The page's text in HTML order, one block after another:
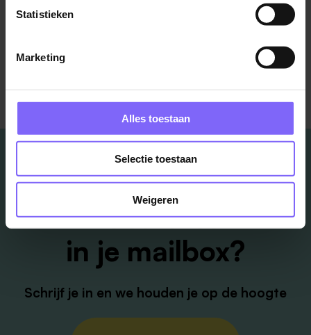
Statistieken
Marketing
Alles toestaan
Selectie toestaan
Weigeren
voorkomen.
Vacatures
in je mailbox?
Schrijf je in en we houden je op de hoogte